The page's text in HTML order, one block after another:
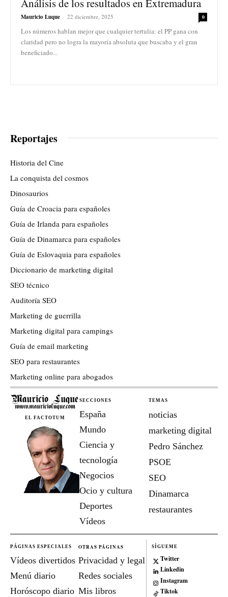
Mauricio Luque - 22 diciembre, 2025 0
Los números hablan mejor que cualquier tertulia: el PP gana con
claridad pero no logra la mayoría absoluta que buscaba y el gran
beneficiado...
Reportajes
Historia del Cine
La conquista del cosmos
Dinosaurios
Guía de Croacia para españoles
Guía de Irlanda para españoles
Guía de Dinamarca para españoles
Guía de Eslovaquia para españoles
Diccionario de marketing digital
SEO técnico
Auditoría SEO
Marketing de guerrilla
Marketing digital para campings
Guía de email marketing
SEO para restaurantes
Marketing online para abogados
EL FACTOTUM
SECCIONES
España
Mundo
Ciencia y
tecnología
Negocios
Ocio y cultura
Deportes
Vídeos
TEMAS
noticias
marketing digital
Pedro Sánchez
PSOE
SEO
Dinamarca
restaurantes
PÁGINAS ESPECIALES
Vídeos divertidos
Menú diario
Horóscopo diario
OTRAS PÁGINAS
Privacidad y legal
Redes sociales
Mis libros
SÍGUEME
Twitter
Linkedin
Instagram
Tiktok